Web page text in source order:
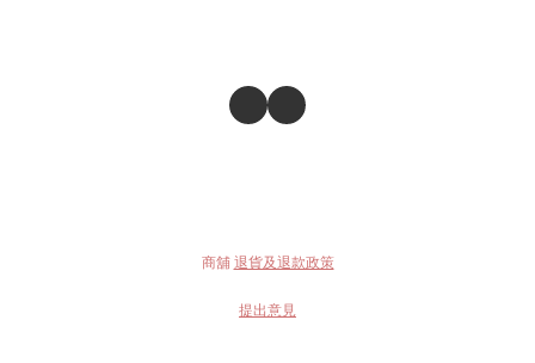
商舖 退貨及退款政策
提出意見